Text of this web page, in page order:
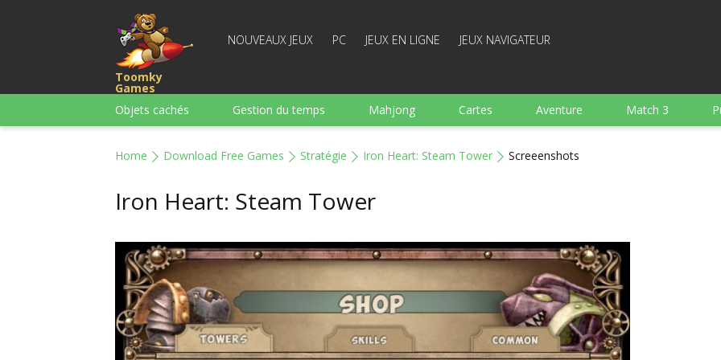
Toomky
Games
NOUVEAUX JEUX PC JEUX EN LIGNE JEUX NAVIGATEUR
Objets cachés Gestion du temps Mahjong Cartes Aventure Match 3
Home Download Free Games Stratégie Iron Heart: Steam Tower Screeenshots
Iron Heart: Steam Tower